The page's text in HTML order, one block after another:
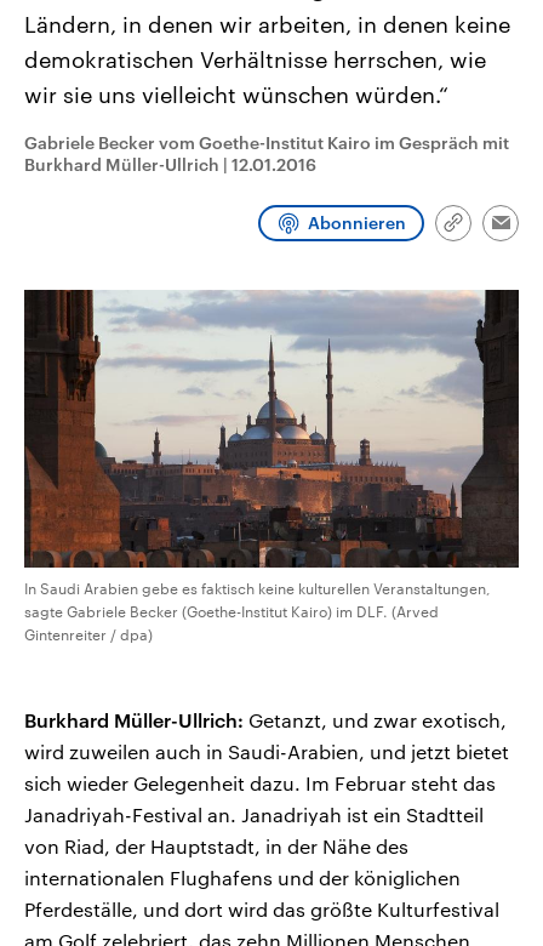
Umfragen, Prognosen,
Wahlprogramme, aktuelle Berichte
und Hintergründe zu den Parteien
und Kandidaten der anstehenden
Wahl.
Sendungen Programm Podcasts
Ländern, in denen wir arbeiten, in denen keine
demokratischen Verhältnisse herrschen, wie
wir sie uns vielleicht wünschen würden.“
Gabriele Becker vom Goethe-Institut Kairo im Gespräch mit
Burkhard Müller-Ullrich | 12.01.2016
Abonnieren
Link
In Saudi Arabien gebe es faktisch keine kulturellen Veranstaltungen,
sagte Gabriele Becker (Goethe-Institut Kairo) im DLF. (Arved
Gintenreiter / dpa)
Burkhard Müller-Ullrich: Getanzt, und zwar exotisch,
wird zuweilen auch in Saudi-Arabien, und jetzt bietet
sich wieder Gelegenheit dazu. Im Februar steht das
Janadriyah-Festival an. Janadriyah ist ein Stadtteil
von Riad, der Hauptstadt, in der Nähe des
internationalen Flughafens und der königlichen
Pferdeställe, und dort wird das größte Kulturfestival
am Golf zelebriert, das zehn Millionen Menschen